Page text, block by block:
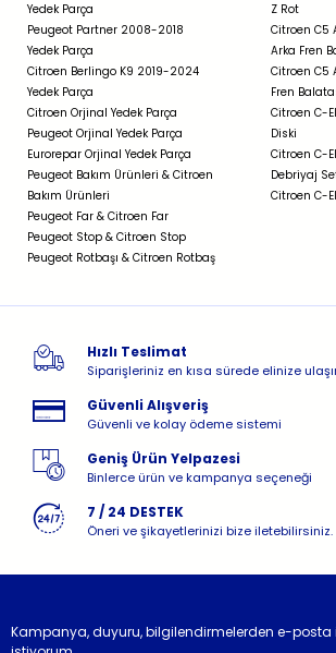
Yedek Parça
Peugeot Partner 2008-2018
Yedek Parça
Citroen Berlingo K9 2019-2024
Yedek Parça
Citroen Orjinal Yedek Parça
Peugeot Orjinal Yedek Parça
Eurorepar Orjinal Yedek Parça
Peugeot Bakım Ürünleri & Citroen
Bakım Ürünleri
Peugeot Far & Citroen Far
Peugeot Stop & Citroen Stop
Peugeot Rotbaşı & Citroen Rotbaş
Z Rot
Citroen C5
Arka Fren
Citroen C5
Fren
Citroen C-
Diski
Citroen C-
Debriyaj
Citroen C-
Hızlı Teslimat
Siparişleriniz en kısa sürede elinize
Güvenli Alışveriş
Güvenli ve kolay ödeme sistemi
Geniş Ürün Yelpazesi
Binlerce ürün ve kampanya seçeneği
7 / 24 DESTEK
Öneri ve şikayetlerinizi bize iletebilirsiniz.
Kampanya, duyuru, bilgilendirmelerden e-